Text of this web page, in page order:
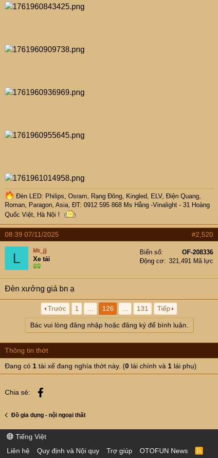
Đèn LED: Philips, Osram, Rạng Đông, Kingled, ELV, Điện Quang,
Roman, Paragon, Asia, ĐT: 0912 595 868 Ms Hằng -Vinalight - 31 Hoàng
Quốc Việt, Hà Nội !
08:39 07/11/2025 #2,520
L ldt_jj
Xe tải
Biển số
OF-208336
Động cơ
321,491 Mã lực
Đèn xưởng giá bn ạ
Trước 1 126 131 Tiếp
Bác vui lòng đăng nhập hoặc đăng ký để bình luận.
Thông tin thớt
Đang có 1 tài xế đang nghía thớt này. (0 lái chính và 1 lái phụ)
Chia sẻ:
Đồ gia dụng - nội ngoại thất
Tiếng Việt
Liên hệ
Quy định và Nội quy Trợ giúp OTOFUN News
R